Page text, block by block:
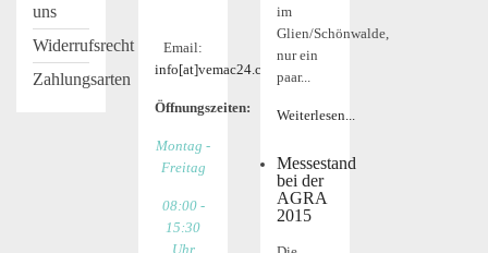
uns
Widerrufsrecht
Zahlungsarten
Email:
info[at]vemac24.com
Öffnungszeiten:
Montag -
Freitag
08:00 -
15:30
Uhr
im
Glien/Schönwalde,
nur ein
paar...
Weiterlesen...
Messestand
bei der
AGRA
2015